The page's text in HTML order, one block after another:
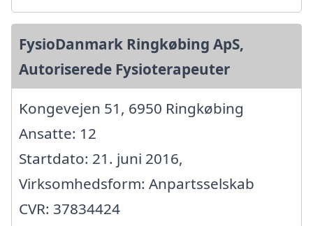
FysioDanmark Ringkøbing ApS,
Autoriserede Fysioterapeuter
Kongevejen 51, 6950 Ringkøbing
Ansatte: 12
Startdato: 21. juni 2016,
Virksomhedsform: Anpartsselskab
CVR: 37834424